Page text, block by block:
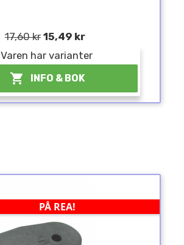
17,60 kr 15,49 kr
Varen har varianter
 INFO & BOK
PÅ REA!